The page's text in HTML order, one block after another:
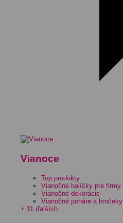
Vianoce
Top produkty
Vianočné balíčky pre firmy
Vianočné dekorácie
Vianočné poháre a hrnčeky
+ 11 ďalších